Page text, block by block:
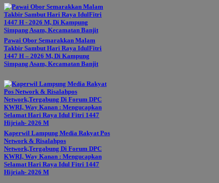
Pawai Obor Semarakkan Malam
Takbir Sambut Hari Raya IdulFitri
1447 H – 2026 M, Di Kampung
Simpang Asam, Kecamatan Banjit
Kaperwil Lampung Media Rakyat Pos
Network & Risalahpos
Network,Tergabung Di Forum DPC
KWRI, Way Kanan : Mengucapkan
Selamat Hari Raya Idul Fitri 1447
Hijriah- 2026 M